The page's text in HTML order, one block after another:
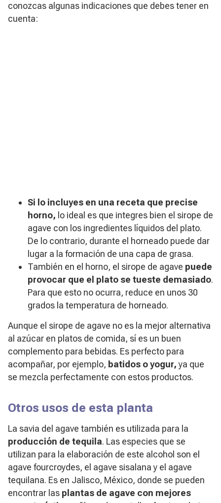
conozcas algunas indicaciones que debes tener en
cuenta:
Si lo incluyes en una receta que precise
horno, lo ideal es que integres bien el sirope de
agave con los ingredientes líquidos del plato.
De lo contrario, durante el horneado puede dar
lugar a la formación de una capa de grasa.
También en el horno, el sirope de agave puede
provocar que el plato se tueste demasiado.
Para que esto no ocurra, reduce en unos 30
grados la temperatura de horneado.
Aunque el sirope de agave no es la mejor alternativa
al azúcar en platos de comida, sí es un buen
complemento para bebidas. Es perfecto para
acompañar, por ejemplo, batidos o yogur,ya que
se mezcla perfectamente con estos productos.
Otros usos de esta planta
La savia del agave también es utilizada para la
producción de tequila. Las especies que se
utilizan para la elaboración de este alcohol son el
agave fourcroydes, el agave sisalana y el agave
tequilana. Es en Jalisco, México, donde se pueden
encontrar las plantas de agave con mejores